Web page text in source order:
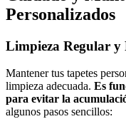
Personalizados
Limpieza Regular y
Mantener tus tapetes
limpieza adecuada. Es
para evitar la
algunos pasos sencillos: